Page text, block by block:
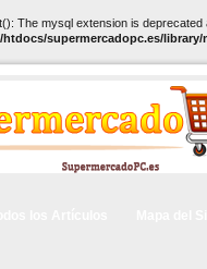
The mysql extension is
htdocs/supermercadopc.es/